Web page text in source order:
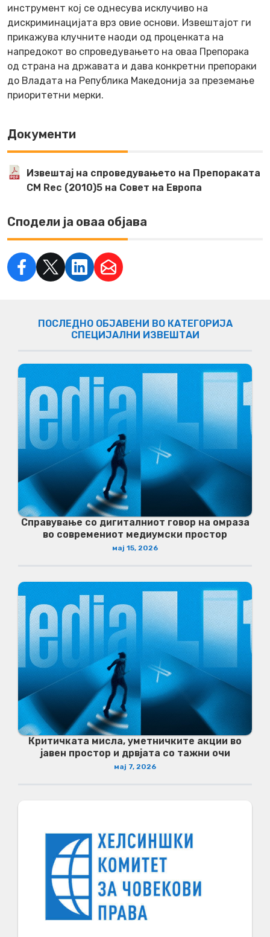
инструмент кој се однесува исклучиво на
дискриминацијата врз овие основи. Извештајот ги
прикажува клучните наоди од проценката на
напредокот во спроведувањето на оваа Препорака
од страна на државата и дава конкретни препораки
до Владата на Република Македонија за преземање
приоритетни мерки.
Документи
Извештај на спроведувањето на Препораката
CM Rec (2010)5 на Совет на Европа
Сподели ја оваа објава
ПОСЛЕДНО ОБЈАВЕНИ ВО КАТЕГОРИЈА
СПЕЦИЈАЛНИ ИЗВЕШТАИ
Справување со дигиталниот говор на омраза
во современиот медиумски простор
мај 15, 2026
Критичката мисла, уметничките акции во
јавен простор и дрвјата со тажни очи
мај 7, 2026